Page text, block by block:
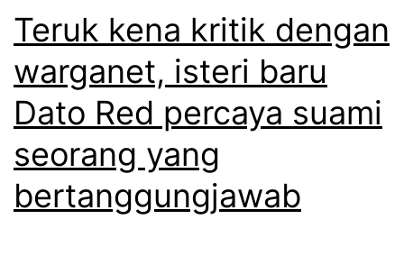
Teruk kena kritik dengan
warganet, isteri baru
Dato Red percaya suami
seorang yang
bertanggungjawab